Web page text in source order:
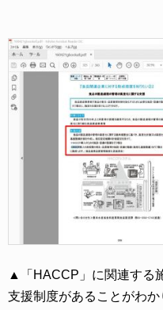
▲「HACCP」に関連する
支援制度があることがわ